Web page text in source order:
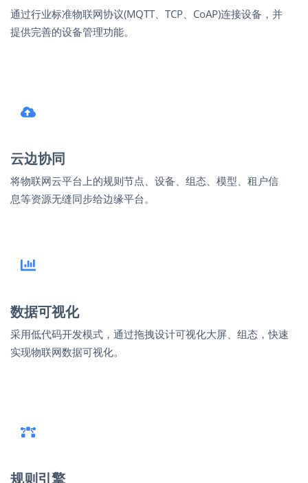
通过行业标准物联网协议(MQTT、TCP、CoAP)连接设备，并
提供完善的设备管理功能。
云边协同
将物联网云平台上的规则节点、设备、组态、模型、租户信
息等资源无缝同步给边缘平台。
数据可视化
采用低代码开发模式，通过拖拽设计可视化大屏、组态，快速
实现物联网数据可视化。
规则引擎